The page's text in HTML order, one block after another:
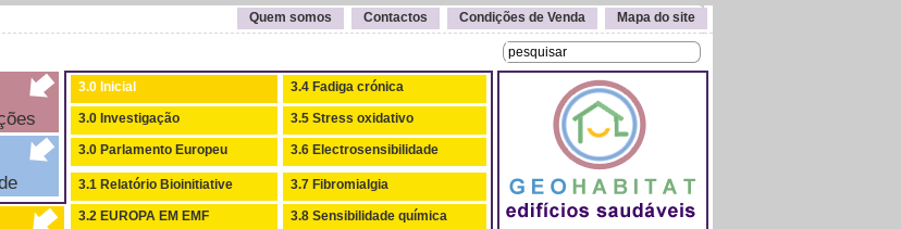
Quem somos Contactos Condições de Venda Mapa do site
3.0 Inicial
3.0 Investigação
3.0 Parlamento Europeu
3.4 Fadiga crónica
3.5 Stress oxidativo
3.6 Electrosensibilidade
3.1 Relatório Bioinitiative
3.2 EUROPA EM EMF
3.7 Fibromialgia
3.8 Sensibilidade química